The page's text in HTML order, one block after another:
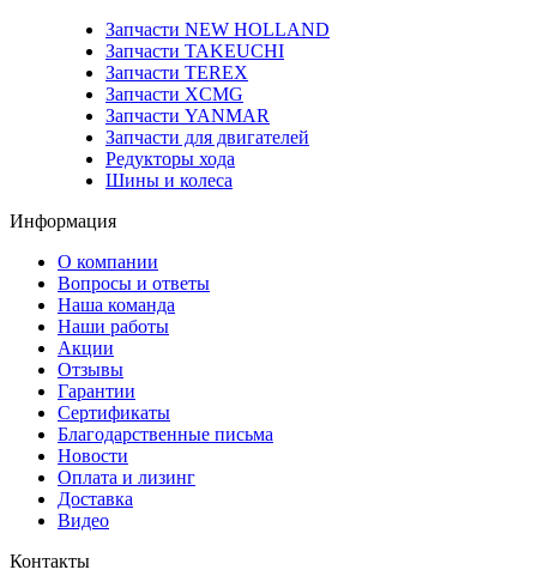
Запчасти NEW HOLLAND
Запчасти TAKEUCHI
Запчасти TEREX
Запчасти XCMG
Запчасти YANMAR
Запчасти для двигателей
Редукторы хода
Шины и колеса
Информация
О компании
Вопросы и ответы
Наша команда
Наши работы
Акции
Отзывы
Гарантии
Сертификаты
Благодарственные письма
Новости
Оплата и лизинг
Доставка
Видео
Контакты